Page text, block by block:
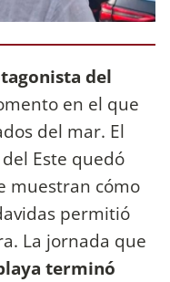
del
en el que
del mar. El
Este quedó
muestran cómo
permitió
La jornada que
terminó